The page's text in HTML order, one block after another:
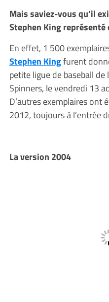
Mais saviez-vous qu’il
Stephen King représenté
En effet, 1 500
Stephen Kingfurent
petite ligue de baseball de
Spinners, le vendredi 13
D’autres exemplaires ont
2012, toujours à l’entrée
La version 2004